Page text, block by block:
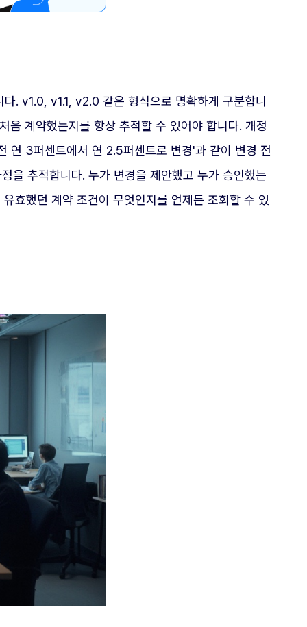
. v1.0, v1.1, v2.0 같은 형식으로 명확하게 구분합니
계약했는지를 항상 추적할 수 있어야 합니다. 개정
연 3퍼센트에서 연 2.5퍼센트로 변경'과 같이 변경 전
을 추적합니다. 누가 변경을 제안했고 누가 승인했는
효했던 계약 조건이 무엇인지를 언제든 조회할 수 있